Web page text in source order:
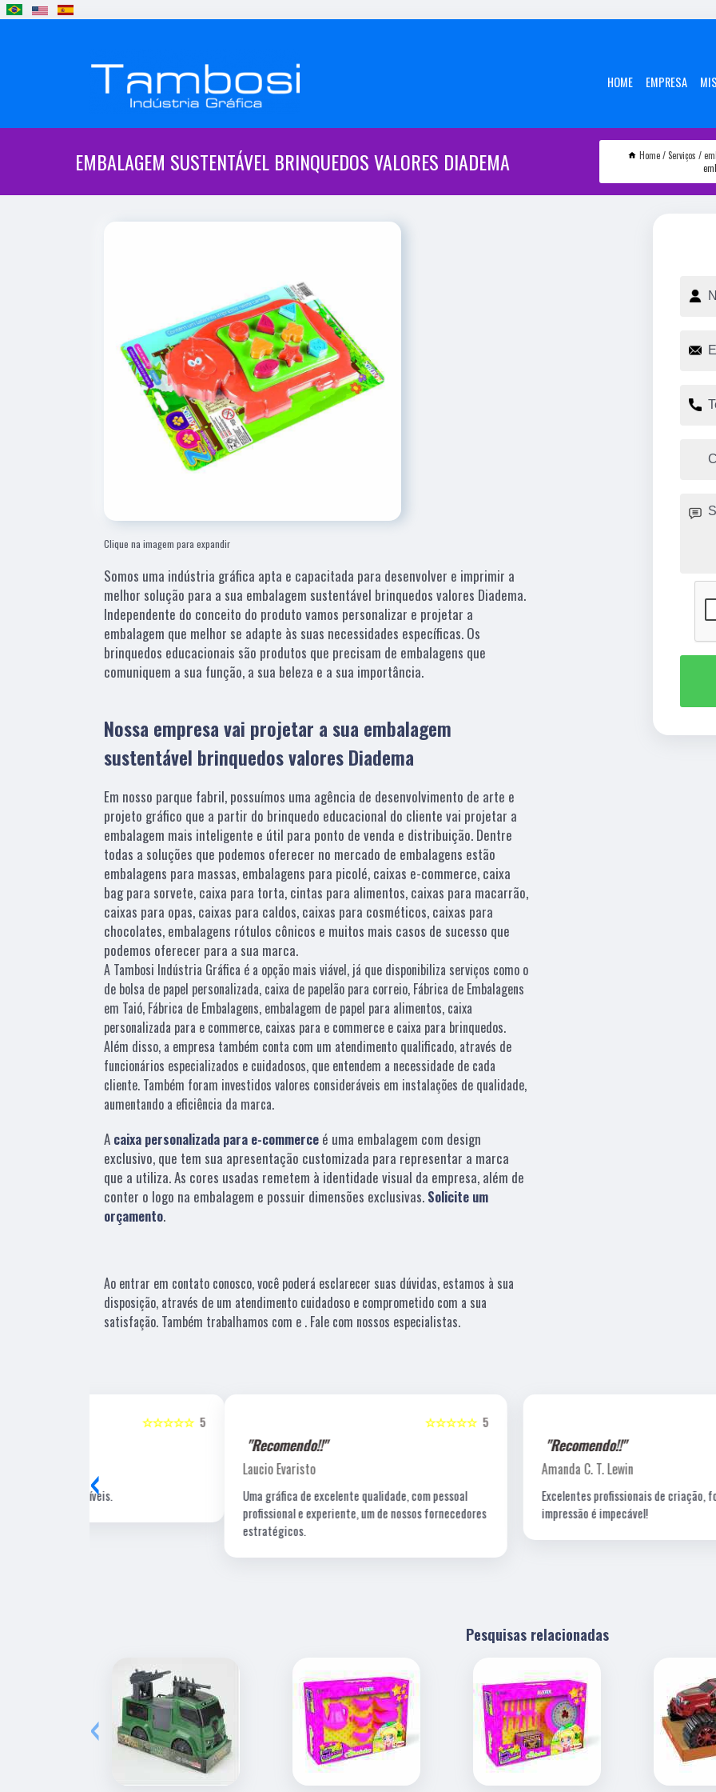
HOME EMPRESA
EMBALAGEM SUSTENTÁVEL BRINQUEDOS VALORES DIADEMA Home Serviços
Clique na imagem para expandir
Somos uma indústria gráfica apta e capacitada para desenvolver e imprimir a
melhor solução para a sua embalagem sustentável brinquedos valores Diadema.
Independente do conceito do produto vamos personalizar e projetar a
embalagem que melhor se adapte às suas necessidades específicas. Os
brinquedos educacionais são produtos que precisam de embalagens que
comuniquem a sua função, a sua beleza e a sua importância.
Nossa empresa vai projetar a sua embalagem
sustentável brinquedos valores Diadema
Em nosso parque fabril, possuímos uma agência de desenvolvimento de arte e
projeto gráfico que a partir do brinquedo educacional do cliente vai projetar a
embalagem mais inteligente e útil para ponto de venda e distribuição. Dentre
todas a soluções que podemos oferecer no mercado de embalagens estão
embalagens para massas, embalagens para picolé, caixas e-commerce, caixa
bag para sorvete, caixa para torta, cintas para alimentos, caixas para macarrão,
caixas para opas, caixas para caldos, caixas para cosméticos, caixas para
chocolates, embalagens rótulos cônicos e muitos mais casos de sucesso que
podemos oferecer para a sua marca.
A Tambosi Indústria Gráfica é a opção mais viável, já que disponibiliza serviços como o
de bolsa de papel personalizada, caixa de papelão para correio, Fábrica de Embalagens
em Taió, Fábrica de Embalagens, embalagem de papel para alimentos, caixa
personalizada para e commerce, caixas para e commerce e caixa para brinquedos.
Além disso, a empresa também conta com um atendimento qualificado, através de
funcionários especializados e cuidadosos, que entendem a necessidade de cada
cliente. Também foram investidos valores consideráveis em instalações de qualidade,
aumentando a eficiência da marca.
A caixa personalizada para e-commerce é uma embalagem com design
exclusivo, que tem sua apresentação customizada para representar a marca
que a utiliza. As cores usadas remetem à identidade visual da empresa, além de
conter o logo na embalagem e possuir dimensões exclusivas. Solicite um
orçamento.
Ao entrar em contato conosco, você poderá esclarecer suas dúvidas, estamos à sua
disposição, através de um atendimento cuidadoso e comprometido com a sua
satisfação. Também trabalhamos com e . Fale com nossos especialistas.
Uma gráfica de excelente qualidade, com pessoal
profissional e experiente, um de nossos fornecedores
Excelentes profissionais de criação, fotografia e a
impressão é impecável!
‹
Pesquisas relacionadas
‹